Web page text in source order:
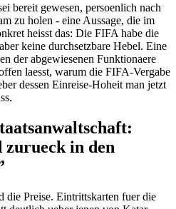
bereit gewesen, persoenlich nach
zu holen - eine Aussage, die im
heisst das: Die FIFA habe die
keine durchsetzbare Hebel. Eine
der abgewiesenen Funktionaere
laesst, warum die FIFA-Vergabe
dessen Einreise-Hoheit man jetzt
in den
Preise. Eintrittskarten fuer die